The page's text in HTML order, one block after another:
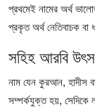
Finance
Tech
Real Estate
প্রথমেই নামের অর্থ
প্রকৃত অর্থ নেতিবাচক বা
সহিহ আরবি উৎস
নাম যেন কুরআন, হাদীস
সম্পর্কযুক্ত হয়, সেদিকে